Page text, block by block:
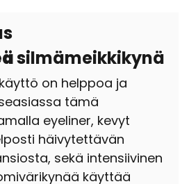
silmämeikkikynä
on helppoa ja
tämä
eyeliner, kevyt
häivytettävän
sekä intensiivinen
käyttää